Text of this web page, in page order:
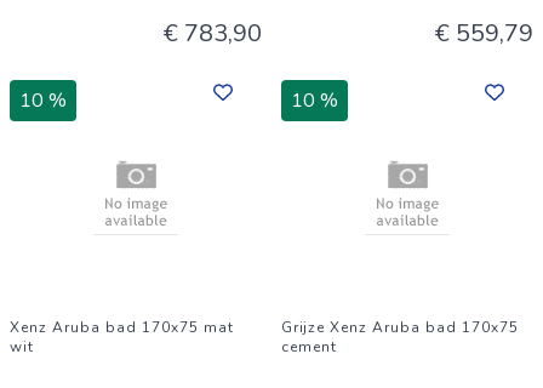
€ 783,90 € 559,79
10 %
Xenz Aruba bad 170x75 mat
wit
10 %
Grijze Xenz Aruba bad 170x75
cement